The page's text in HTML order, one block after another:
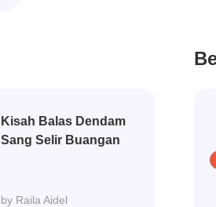
Kisah Balas Dendam
Sang Selir Buangan
by Raila Aidel